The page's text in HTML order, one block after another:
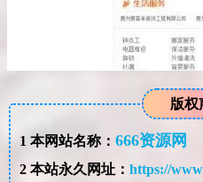
版权
1 本网站名称： 666资源网
2本站永久网址： https://